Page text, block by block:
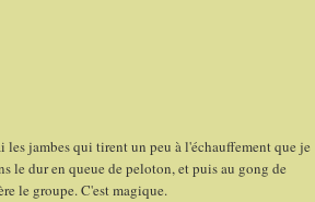
les jambes qui tirent un peu à l'échauffement que je
le dur en queue de peloton, et puis au gong de
le groupe. C'est magique.